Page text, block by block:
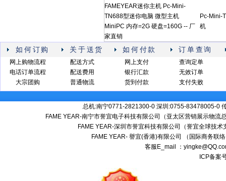
FAMEYEAR迷你主机 Pc-Mini-
TN688型迷你电脑 微型主机
MiniPC 内存=2G 硬盘=160G -- 厂
家直销
Pc-Mini-
机
如何订购 关于送货 如何付款 订单查询
网上购物流程
电话订单流程
大宗团购
配送方式
配送费用
普通物流
网上支付
银行汇款
货到付款
查询定单
无效订单
支付失败
总机:南宁0771-2821300-0 深圳:0755-83478005-
FAME YEAR-南宁市誉宜电子科技有限公司（亚太区营销展示物
FAME YEAR-深圳市誉宜科技有限公司（誉宜全球技
FAME YEAR- 譽宜(香港)有限公司 （国际商务联
客服E_mail ：
ICP备案